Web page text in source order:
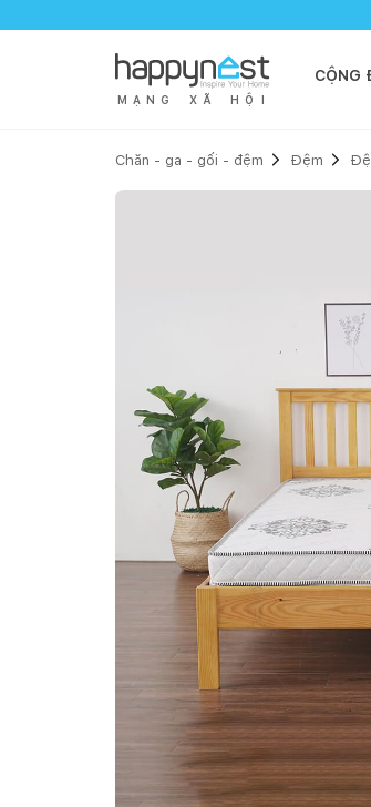
M Ạ N G X Ã H Ộ I
CỘNG
Chăn - ga - gối - đệm Đệm